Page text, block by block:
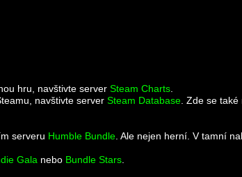
hru, navštivte server Steam Charts
navštivte server Steam Database . Zde se
serveru Humble Bundle . Ale nejen herní. V tamní
Gala nebo Bundle Stars